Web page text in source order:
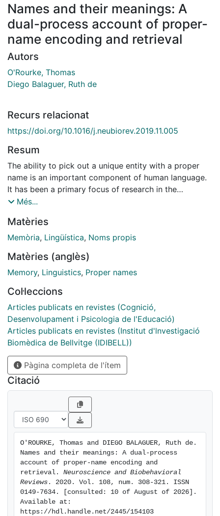
Names and their meanings: A
dual-process account of proper-
name encoding and retrieval
Autors
O'Rourke, Thomas
Diego Balaguer, Ruth de
Recurs relacionat
https://doi.org/10.1016/j.neubiorev.2019.11.005
Resum
The ability to pick out a unique entity with a proper
name is an important component of human language.
It has been a primary focus of research in the
philosophy of language since the nineteenth century.
capacity, and an extensive literature indicates the
involvement of distinct fronto-temporal and temporo-
retrieval. However, comparatively few efforts have
sought to explain how memory encoding processes
at retrieval. Here, we provide a unified account of
proper-name encoding and retrieval, reviewing
evidence that socio-emotional and unitized encoding
subserve the retrieval of proper names via anterior-
temporal-prefrontal activations. Meanwhile, non-
unitized item-item and item-context encoding support
subsequent retrieval, largely dependent on the
temporo-occipito-parietal cortex. We contend that
this well-established divergence in encoding systems
can explain how proper names are later retrieved from
distinct neural structures. Furthermore, we explore
how evidence reviewed here can inform a century-
meanings they pick out.
Més...
Matèries
Memòria, Lingüística, Noms propis
Matèries (anglès)
Memory, Linguistics, Proper names
Col·leccions
Articles publicats en revistes (Cognició,
Desenvolupament i Psicologia de l'Educació)
Articles publicats en revistes (Institut d'lnvestigació
Biomèdica de Bellvitge (IDIBELL))
Pàgina completa de l'ítem
Citació
O'ROURKE, Thomas and DIEGO BALAGUER, Ruth de.
Names and their meanings: A dual-process
account of proper-name encoding and
retrieval. Neuroscience and Biobehavioral
Reviews . 2020. Vol. 108, num. 308-321. ISSN
0149-7634. [consulted: 10 of August of 2026].
Available at:
https://hdl.handle.net/2445/154103